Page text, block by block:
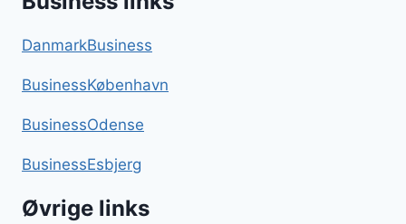
DanmarkBusiness
BusinessKøbenhavn
BusinessOdense
BusinessEsbjerg
Øvrige links